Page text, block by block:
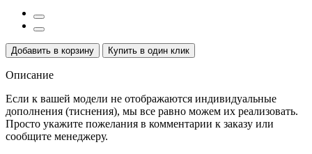
Добавить в корзину Купить в один клик
Описание
Если к вашей модели не отображаются индивидуальные
дополнения (тиснения), мы все равно можем их реализовать.
Просто укажите пожелания в комментарии к заказу или
сообщите менеджеру.